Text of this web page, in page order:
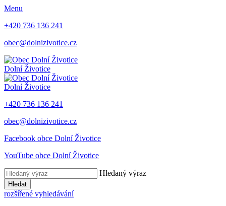
Menu
+420 736 136 241
obec@dolnizivotice.cz
Dolní Životice
Dolní Životice
+420 736 136 241
obec@dolnizivotice.cz
Facebook obce Dolní Životice
YouTube obce Dolní Životice
Hledaný výraz
Hledat
rozšířené vyhledávání